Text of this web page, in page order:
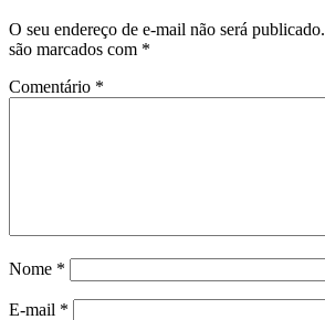
O seu endereço de e-mail não será publicado.
são marcados com *
Comentário *
Nome *
E-mail *